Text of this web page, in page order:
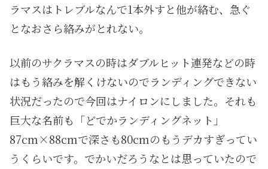
ラマスはトレブルなんで1本外すと他が絡む、急ぐ
となおさら絡みがとれない。
以前のサクラマスの時はダブルヒット連発などの時
はもう絡みを解くけないのでランディングできない
状況だったので今回はナイロンにしました。それも
巨大な名前も「どでかランディングネット」
87cm×88cmで深さも80cmのもうデカすぎってい
うくらいです。でかいだろうなとは思っていたので